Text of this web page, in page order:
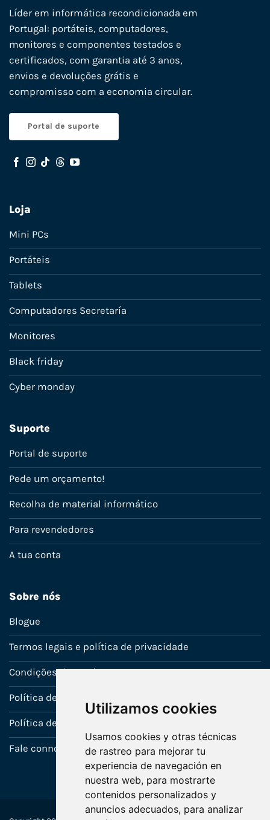
Utilizamos cookies
Usamos cookies y otras técnicas
de rastreo para mejorar tu
experiencia de navegación en
nuestra web, para mostrarte
contenidos personalizados y
anuncios adecuados, para analizar
Líder em informática recondicionada em
Portugal: portáteis, computadores,
monitores e componentes testados e
certificados, com garantia até 3 anos,
envios e devoluções grátis e
compromisso com a economia circular.
Portal de suporte
Loja
Mini PCs
Portáteis
Tablets
Computadores Secretaría
Monitores
Black friday
Cyber monday
Suporte
Portal de suporte
Pede um orçamento!
Recolha de material informático
Para revendedores
A tua conta
Sobre nós
Blogue
Termos legais e política de privacidade
Condições de venda
Política de Garantia
Política de utilização de cookies
Fale connosco